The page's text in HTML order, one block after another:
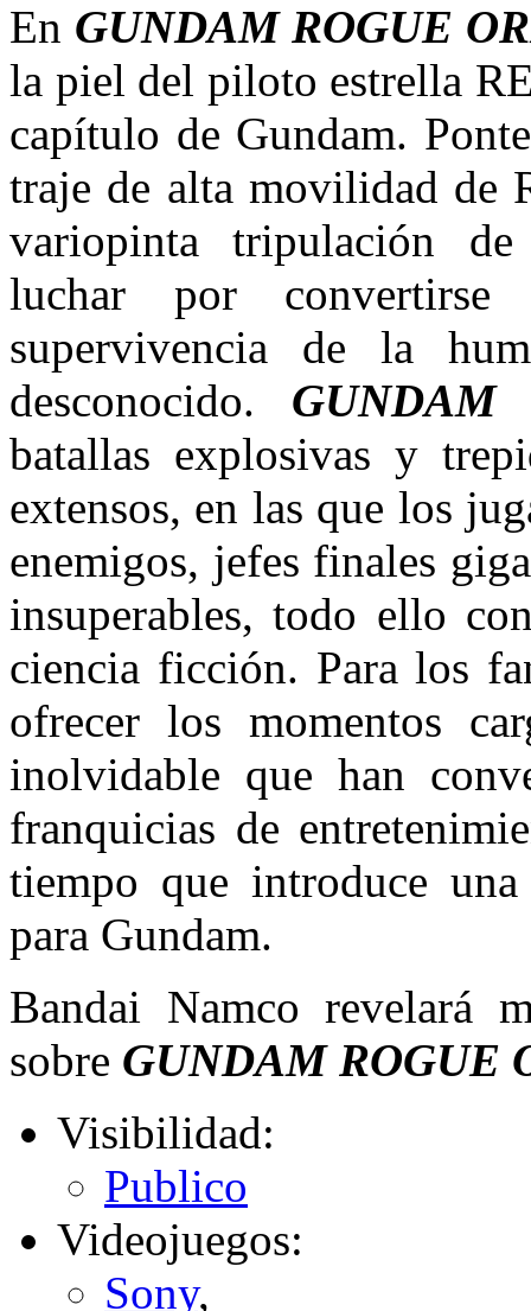
En GUNDAM ROGUE
la piel del piloto estrella
capítulo de Gundam.
traje de alta movilidad de
variopinta tripulación de
luchar por
supervivencia de la
desconocido. GUNDAM
batallas explosivas y
extensos, en las que los
enemigos, jefes finales
insuperables, todo ello
ciencia ficción. Para los
ofrecer los momentos
inolvidable que han
franquicias de
tiempo que introduce
para Gundam.
Bandai Namco revelará
sobre GUNDAM ROGUE
Visibilidad:
Publico
Videojuegos:
Sony,